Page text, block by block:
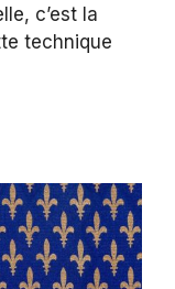
c’est la
technique